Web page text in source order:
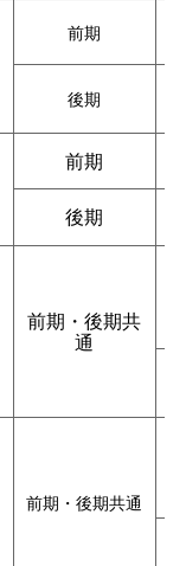
前期
後期
前期
後期
前期・後期共
通
前期・後期共通